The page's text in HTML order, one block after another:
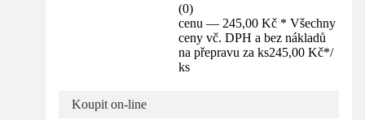
(0)
cenu — 245,00 Kč * Všechny
ceny vč. DPH a bez nákladů
na přepravu za ks245,00 Kč*/
ks
Koupit on-line